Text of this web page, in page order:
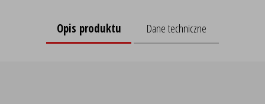
Opis produktu Dane techniczne